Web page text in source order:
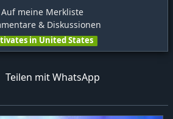
meine Merkliste
& Diskussionen
in United States
mit WhatsApp